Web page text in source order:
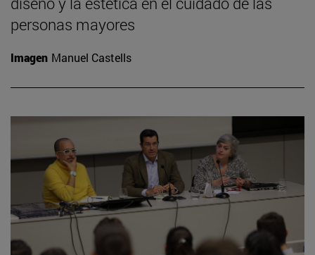
personas mayores
Imagen Manuel Castells